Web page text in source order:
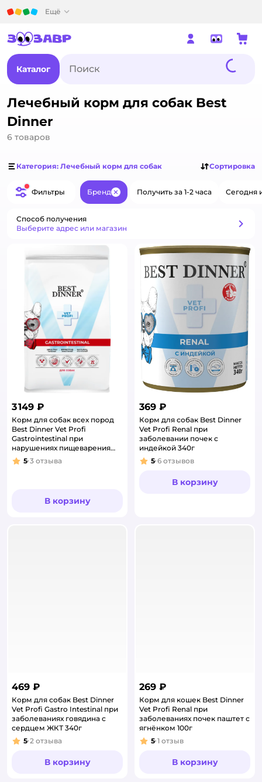
Ещё
Каталог
Лечебный корм для собак Best
Dinner
6 товаров
Категория: Лечебный корм для собак Сортировка
Фильтры Бренд ЗакрытьПолучить за 1-2 часа Сегодня
Способ получения
Выберите адрес или магазин
3 149 ₽
Корм для собак всех пород
Best Dinner Vet Profi
Gastrointestinal при
нарушениях пищеварения
2кг
Рейтинг:
5 3 отзыва
В корзину
369 ₽
Корм для собак Best Dinner
Vet Profi Renal при
заболевании почек с
индейкой 340г
Рейтинг:
5 6 отзывов
В корзину
469 ₽
Корм для собак Best Dinner
Vet Profi Gastro Intestinal при
заболеваниях говядина с
сердцем ЖКТ 340г
Рейтинг:
5 2 отзыва
В корзину
269 ₽
Корм для кошек Best Dinner
Vet Profi Renal при
заболеваниях почек паштет с
ягнёнком 100г
Рейтинг:
5 1 отзыв
В корзину